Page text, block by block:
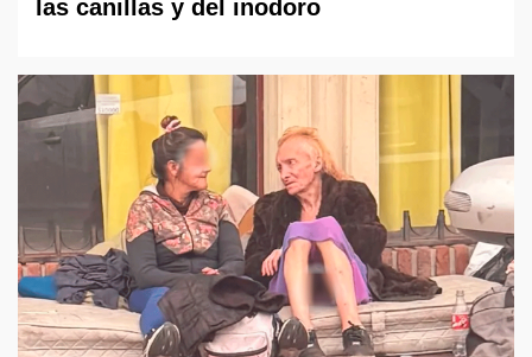
las canillas y del inodoro